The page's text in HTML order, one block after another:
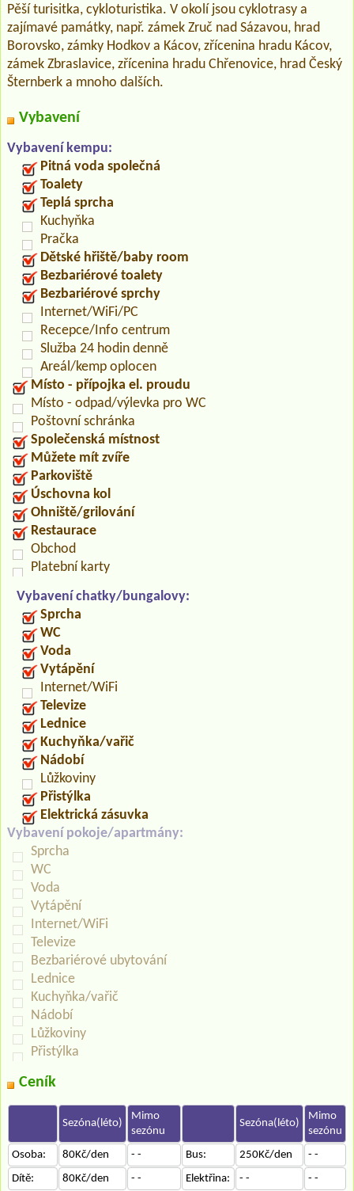
Pěší turisitka, cykloturistika. V okolí jsou cyklotrasy a
zajímavé památky, např. zámek Zruč nad Sázavou, hrad
Borovsko, zámky Hodkov a Kácov, zřícenina hradu Kácov,
zámek Zbraslavice, zřícenina hradu Chřenovice, hrad Český
Šternberk a mnoho dalších.
Vybavení
Vybavení kempu:
Pitná voda společná
Toalety
Teplá sprcha
Kuchyňka
Pračka
Dětské hřiště/baby room
Bezbariérové toalety
Bezbariérové sprchy
Internet/WiFi/PC
Recepce/Info centrum
Služba 24 hodin denně
Areál/kemp oplocen
Místo - přípojka el. proudu
Místo - odpad/výlevka pro WC
Poštovní schránka
Společenská místnost
Můžete mít zvíře
Parkoviště
Úschovna kol
Ohniště/grilování
Restaurace
Obchod
Platební karty
Vybavení chatky/bungalovy:
Sprcha
WC
Voda
Vytápění
Internet/WiFi
Televize
Lednice
Kuchyňka/vařič
Nádobí
Lůžkoviny
Přistýlka
Elektrická zásuvka
Vybavení pokoje/apartmány:
Sprcha
WC
Voda
Vytápění
Internet/WiFi
Televize
Bezbariérové ubytování
Lednice
Kuchyňka/vařič
Nádobí
Lůžkoviny
Přistýlka
Ceník
Sezóna(léto)
Mimo
sezónu
Sezóna(léto)
Mimo
sezónu
Osoba:
80Kč/den - - Bus: 250Kč/den
- -
Dítě:
80Kč/den - - Elektřina: - - - -